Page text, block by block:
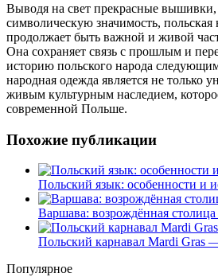
Выводя на свет прекрасные
символическую значимость, польская
продолжает быть важной и живой
Она сохраняет связь с прошлым и
историю польского народа
народная одежда является не только
живым культурным наследием,
современной Польше.
Похожие публикации
Польский язык: особенности и
Варшава: возрождённая столица
Польский карнавал Мardi Gras
Популярное